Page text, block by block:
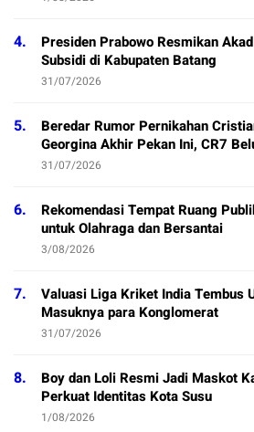
4.
Presiden Prabowo Resmikan
Subsidi di Kabupaten Batang
31/07/2026
5.
Beredar Rumor Pernikahan
Georgina Akhir Pekan Ini, CR7
31/07/2026
6.
Rekomendasi Tempat Ruang
untuk Olahraga dan Bersantai
3/08/2026
7.
Valuasi Liga Kriket India Tembus
Masuknya para Konglomerat
31/07/2026
8.
Boy dan Loli Resmi Jadi Maskot
Perkuat Identitas Kota Susu
1/08/2026